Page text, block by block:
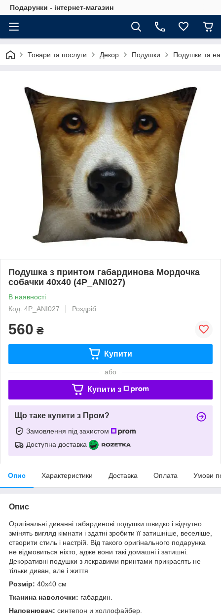
Подарунки - інтернет-магазин
Товари та послуги Декор Подушки Подушки та
Подушка з принтом габардинова Мордочка
собачки 40x40 (4P_ANI027)
В наявності
Код: 4P_ANI027
Роздріб
560 ₴
Купити
або
Купити з
Що таке купити з Пром?
Замовлення під захистом
Доступна доставка
Опис Характеристики Доставка Оплата Умови
Опис
Оригінальні диванні габардинові подушки швидко і відчутно
змінять вигляд кімнати і здатні зробити її затишніше, веселіше,
створити стиль і настрій. Від такого оригінального подарунка
не відмовиться ніхто, адже вони такі домашні і затишні.
Декоративні подушки з яскравими принтами прикрасять не
тільки диван, але і життя
Розмір: 40x40 см
Тканина наволочки: габардин.
Наповнювач: синтепон и холлофайбер.